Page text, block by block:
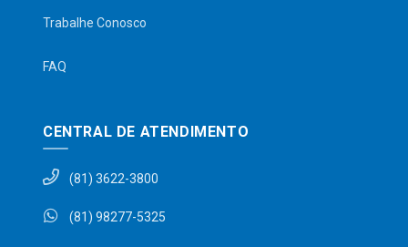
Trabalhe Conosco
FAQ
CENTRAL DE ATENDIMENTO
(81) 3622-3800
(81) 98277-5325